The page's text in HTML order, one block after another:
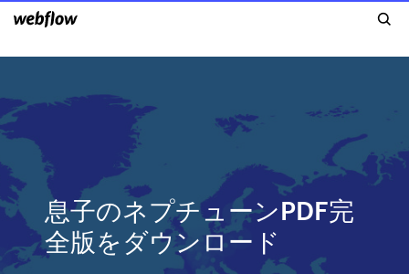
息子のネプチューンPDF完
全版をダウンロード